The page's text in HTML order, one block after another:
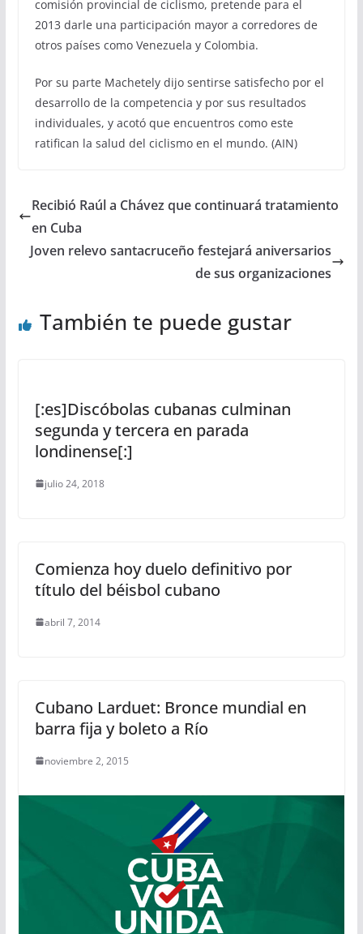
comisión provincial de ciclismo, pretende para el
2013 darle una participación mayor a corredores de
otros países como Venezuela y Colombia.
Por su parte Machetely dijo sentirse satisfecho por el
desarrollo de la competencia y por sus resultados
individuales, y acotó que encuentros como este
ratifican la salud del ciclismo en el mundo. (AIN)
Recibió Raúl a Chávez que continuará tratamiento
en Cuba
Joven relevo santacruceño festejará aniversarios
de sus organizaciones
También te puede gustar
[:es]Discóbolas cubanas culminan
segunda y tercera en parada
londinense[:]
julio 24, 2018
Comienza hoy duelo definitivo por
título del béisbol cubano
abril 7, 2014
Cubano Larduet: Bronce mundial en
barra fija y boleto a Río
noviembre 2, 2015